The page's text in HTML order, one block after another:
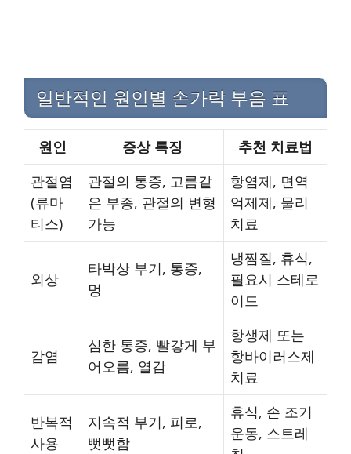
일반적인 원인별 손가락 부음 표
원인 증상 특징
추천 치료법
관절염
(류마
티스)
관절의 통증, 고름같
은 부종, 관절의 변형
가능
항염제, 면역
억제제, 물리
치료
외상
타박상 부기, 통증,
멍
냉찜질, 휴식,
필요시 스테로
이드
감염
심한 통증, 빨갛게 부
어오름, 열감
항생제 또는
항바이러스제
치료
반복적
사용
지속적 부기, 피로,
뻣뻣함
휴식, 손 조기
운동, 스트레